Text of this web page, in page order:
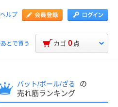
ヘルプ
あとで買う カゴ 0 点
バット/ボール/ざる
の
売れ筋ランキング